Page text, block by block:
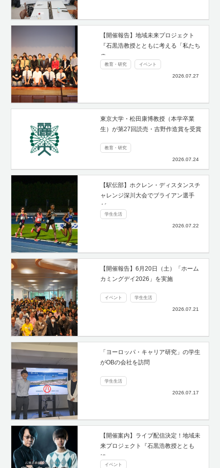
【開催報告】地域未来プロジェクト
『石黒浩教授とともに考える「私たち
の…
教育・研究 イベント
2026.07.27
東京大学・松田康博教授（本学卒業
生）が第27回読売・吉野作造賞を受賞
教育・研究
2026.07.24
【駅伝部】ホクレン・ディスタンスチ
ャレンジ深川大会でブライアン選手
が…
学生生活
2026.07.22
【開催報告】6月20日（土）「ホーム
カミングデイ2026」を実施
イベント 学生生活
2026.07.21
「ヨーロッパ・キャリア研究」の学生
がOBの会社を訪問
学生生活
2026.07.17
【開催案内】ライブ配信決定！地域未
来プロジェクト『石黒浩教授ととも
に…
イベント